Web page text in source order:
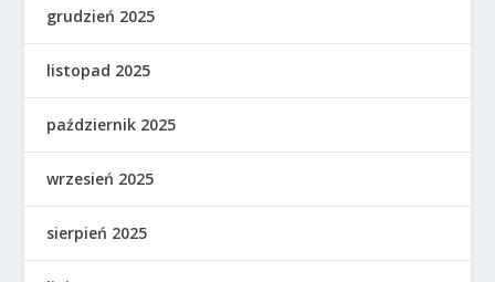
grudzień 2025
listopad 2025
październik 2025
wrzesień 2025
sierpień 2025